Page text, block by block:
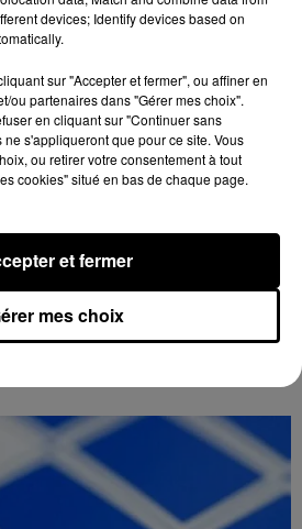
AUX ENCHÈRES :
MÉCANIQUE,...
à 14h00 à la Galerie de
enchères. Automates, musique
devices; Identify devices based on
sur "Accepter et fermer", ou affiner en
ou partenaires dans "Gérer mes choix".
en cliquant sur "Continuer sans
ne s'appliqueront que pour ce site. Vous
ou retirer votre consentement à tout
cookies" situé en bas de chaque page.
mes choix
et fermer